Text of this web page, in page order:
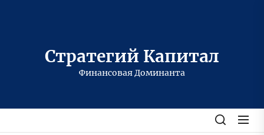
Стратегий Капитал
Финансовая Доминанта